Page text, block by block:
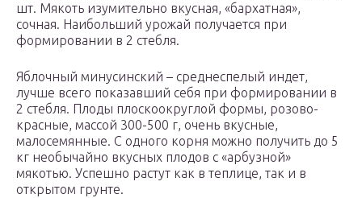
шт. Мякоть изумительно вкусная, «бархатная»,
сочная. Наибольший урожай получается при
формировании в 2 стебля.
Яблочный минусинский – среднеспелый индет,
лучше всего показавший себя при формировании в
2 стебля. Плоды плоскоокруглой формы, розово-
красные, массой 300-500 г, очень вкусные,
малосемянные. С одного корня можно получить до 5
кг необычайно вкусных плодов с «арбузной»
мякотью. Успешно растут как в теплице, так и в
открытом грунте.